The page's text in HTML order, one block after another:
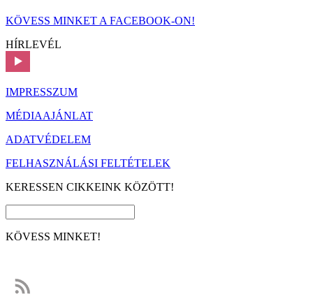
KÖVESS MINKET A FACEBOOK-ON!
HÍRLEVÉL
IMPRESSZUM
MÉDIAAJÁNLAT
ADATVÉDELEM
FELHASZNÁLÁSI FELTÉTELEK
KERESSEN CIKKEINK KÖZÖTT!
KÖVESS MINKET!